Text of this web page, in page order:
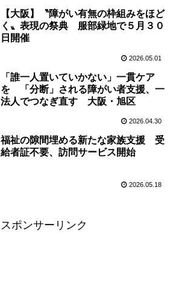
【大阪】〝障がい有無の枠組みをほど
く〟表現の祭典 服部緑地で５月３０
日開催
2026.05.01
「誰一人置いていかない」一貫ケア
を 「分断」される障がい者支援、一
法人でつなぎ直す 大阪・旭区
2026.04.30
福祉の隙間埋める新たな家族支援 受
給者証不要、訪問サービス開始
2026.05.18
スポンサーリンク